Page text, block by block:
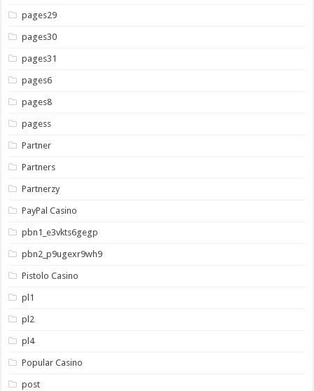
pages29
pages30
pages31
pages6
pages8
pagess
Partner
Partners
Partnerzy
PayPal Casino
pbn1_e3vkts6gegp
pbn2_p9ugexr9wh9
Pistolo Casino
pl1
pl2
pl4
Popular Casino
post